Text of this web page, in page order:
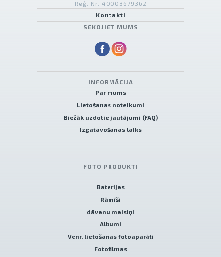
Reģ. Nr. 40003679362
Kontakti
SEKOJIET MUMS
INFORMĀCIJA
Par mums
Lietošanas noteikumi
Biežāk uzdotie jautājumi (FAQ)
Izgatavošanas laiks
FOTO PRODUKTI
Baterijas
Rāmīši
dāvanu maisiņi
Albumi
Venr. lietošanas fotoaparāti
Fotofilmas